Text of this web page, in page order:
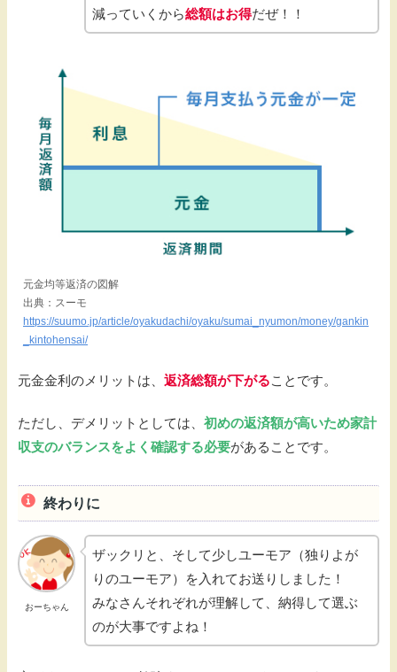
減っていくから総額はお得だぜ！！
元金均等返済の図解
出典：スーモ
https://suumo.jp/article/oyakudachi/oyaku/sumai_nyumon/money/gankin
_kintohensai/
元金金利のメリットは、 返済総額が下がることです。
ただし、デメリットとしては、 初めの返済額が高いため家計
収支のバランスをよく確認する必要があることです。
終わりに
おーちゃん
ザックリと、そして少しユーモア（独りよが
りのユーモア）を入れてお送りしました！
みなさんそれぞれが理解して、納得して選ぶ
のが大事ですよね！